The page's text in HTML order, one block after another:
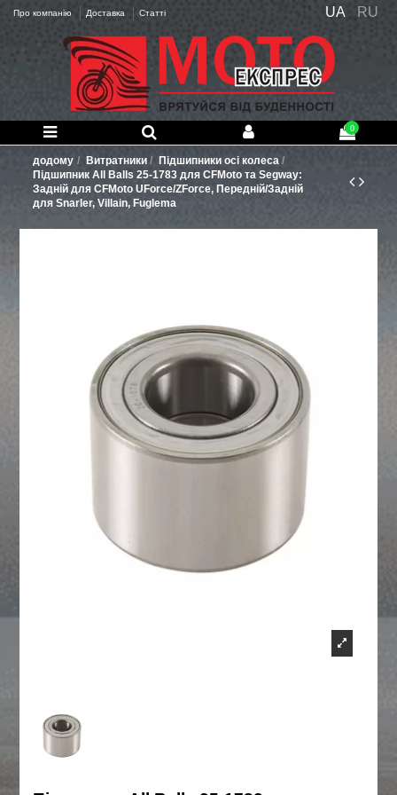
Про компанію Доставка Статті UA RU
0
додому Витратники
Підшипники осі колеса
Підшипник All Balls 25-1783 для CFMoto та Segway:
Задній для CFMoto UForce/ZForce, Передній/Задній
для Snarler, Villain, Fuglema